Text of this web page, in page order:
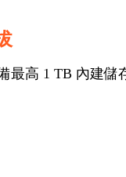
最高 1 TB 內建